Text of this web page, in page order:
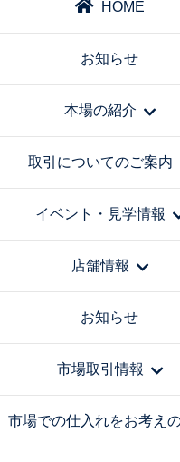
HOME
お知らせ
本場の紹介
取引についてのご案内
イベント・見学情報
店舗情報
お知らせ
市場取引情報
市場での仕入れをお考え